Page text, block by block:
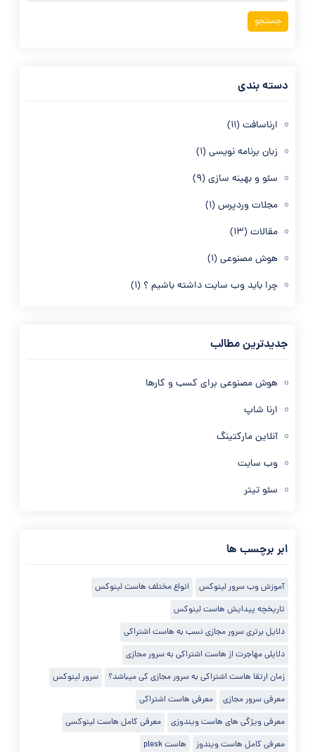
دسته بندی
ارناسافت(11)
زبان برنامه نویسی(1)
سئو و بهینه سازی(9)
مجلات وردپرس(1)
مقالات(13)
هوش مصنوعی(1)
چرا باید وب سایت داشته باشیم ؟ (1)
جدیدترین مطالب
هوش مصنوعی برای کسب و کارها
ارنا شاپ
آنلاین مارکتینگ
وب سایت
سئو تیتر
ابر برچسب ها
آموزش وب سرور لینوکس
انواع مختلف هاست لینوکس
تاریخچه پیدایش هاست لینوکس
دلایل برتری سرور مجازی نسب به هاست اشتراکی
دلایلی مهاجرت از هاست اشتراکی به سرور مجازی
زمان ارتقا هاست اشتراکی به سرور مجازی کی میباشد؟
سرور لینوکس
معرفی سرور مجازی
معرفی هاست اشتراکی
معرفی ویژگی های هاست ویندوزی
معرفی کامل هاست لینوکسی
معرفی کامل هاست ویندوز
هاست plesk